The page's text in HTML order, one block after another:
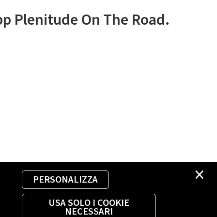
×
PERSONALIZZA
USA SOLO I COOKIE
NECESSARI
Plenitude On The Road.